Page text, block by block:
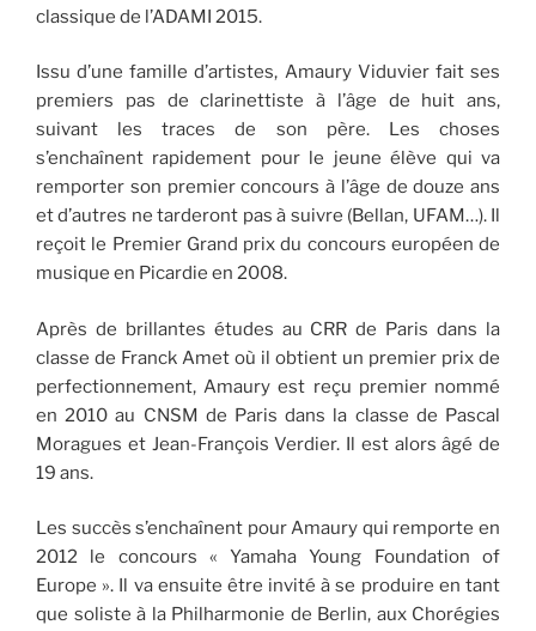
classique de l’ADAMI 2015.
Issu d’une famille d’artistes, Amaury Viduvier fait ses
premiers pas de clarinettiste à l’âge de huit ans,
suivant les traces de son père. Les choses
s’enchaînent rapidement pour le jeune élève qui va
remporter son premier concours à l’âge de douze ans
et d’autres ne tarderont pas à suivre (Bellan, UFAM…). Il
reçoit le Premier Grand prix du concours européen de
musique en Picardie en 2008.
Après de brillantes études au CRR de Paris dans la
classe de Franck Amet où il obtient un premier prix de
perfectionnement, Amaury est reçu premier nommé
en 2010 au CNSM de Paris dans la classe de Pascal
Moragues et Jean-François Verdier. Il est alors âgé de
19 ans.
Les succès s’enchaînent pour Amaury qui remporte en
2012 le concours « Yamaha Young Foundation of
Europe ». Il va ensuite être invité à se produire en tant
que soliste à la Philharmonie de Berlin, aux Chorégies